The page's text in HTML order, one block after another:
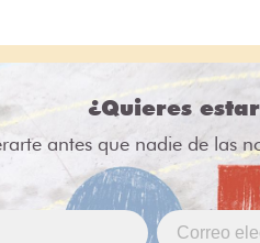
¿Quieres
antes que nadie de las